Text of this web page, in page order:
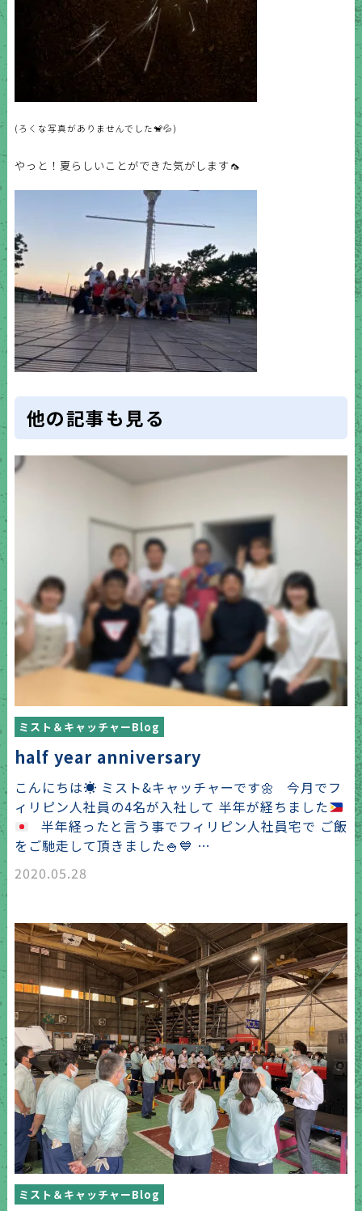
(ろくな写真がありませんでした🐒💦)
やっと！夏らしいことができた気がします🦟
他の記事も見る
ミスト＆キャッチャーBlog
half year anniversary
こんにちは☀️ ミスト&キャッチャーです🌼
今月でフ
ィリピン人社員の4名が入社して 半年が経ちました
半年経ったと言う事でフィリピン人社員宅で ご飯
をご馳走して頂きました🍚 💙 …
2020.05.28
ミスト＆キャッチャーBlog